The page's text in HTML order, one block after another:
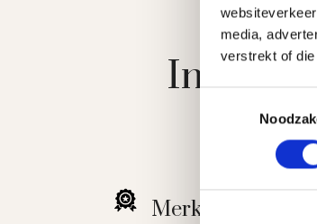
media,
verstrekt of
Merk: